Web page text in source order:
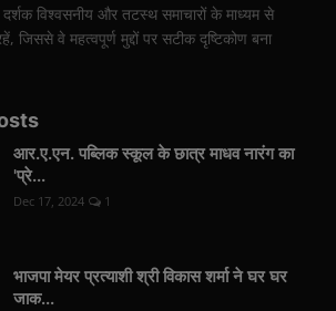
दर्शक विश्वसनीय और तटस्थ समाचारों के माध्यम से
वे महत्वपूर्ण मुद्दों पर सटीक दृष्टिकोण बना
आर.ए.एन. पब्लिक स्कूल के छात्र माधव नारंग का
'प्रे...
Dec 17, 2024 1
भाजपा मेयर प्रत्याशी श्री विकास शर्मा ने घर घर
जाक...